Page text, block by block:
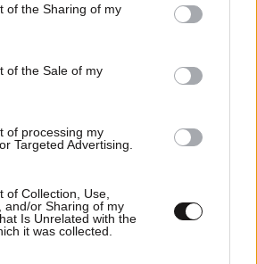
or usage behaviour. You may click to
to Google and its third-party tags to
specified purposes in below Google
of the Sharing of my
of the Sale of my
of processing my
Targeted Advertising.
of Collection, Use,
and/or Sharing of my
Is Unrelated with the
it was collected.
πόρος
ότι το νερό, αν το δούμε
ένας αναπτυξιακός πόρος.
εξετάσουμε τι έργα κάνει ο
κάποιος στο ποτάμι μπορεί να
στη χώρα που είναι στον
Φανταστείτε να στερέψουν τόσο